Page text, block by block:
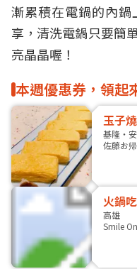
漸累積在電鍋的內
享，清洗電鍋只要簡
亮晶晶喔！
本週優惠券，領起
玉子
基隆・
佐藤お
火鍋
高雄
Smile